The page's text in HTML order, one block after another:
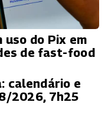
do Pix em
de fast-food
calendário e
2026, 7h25